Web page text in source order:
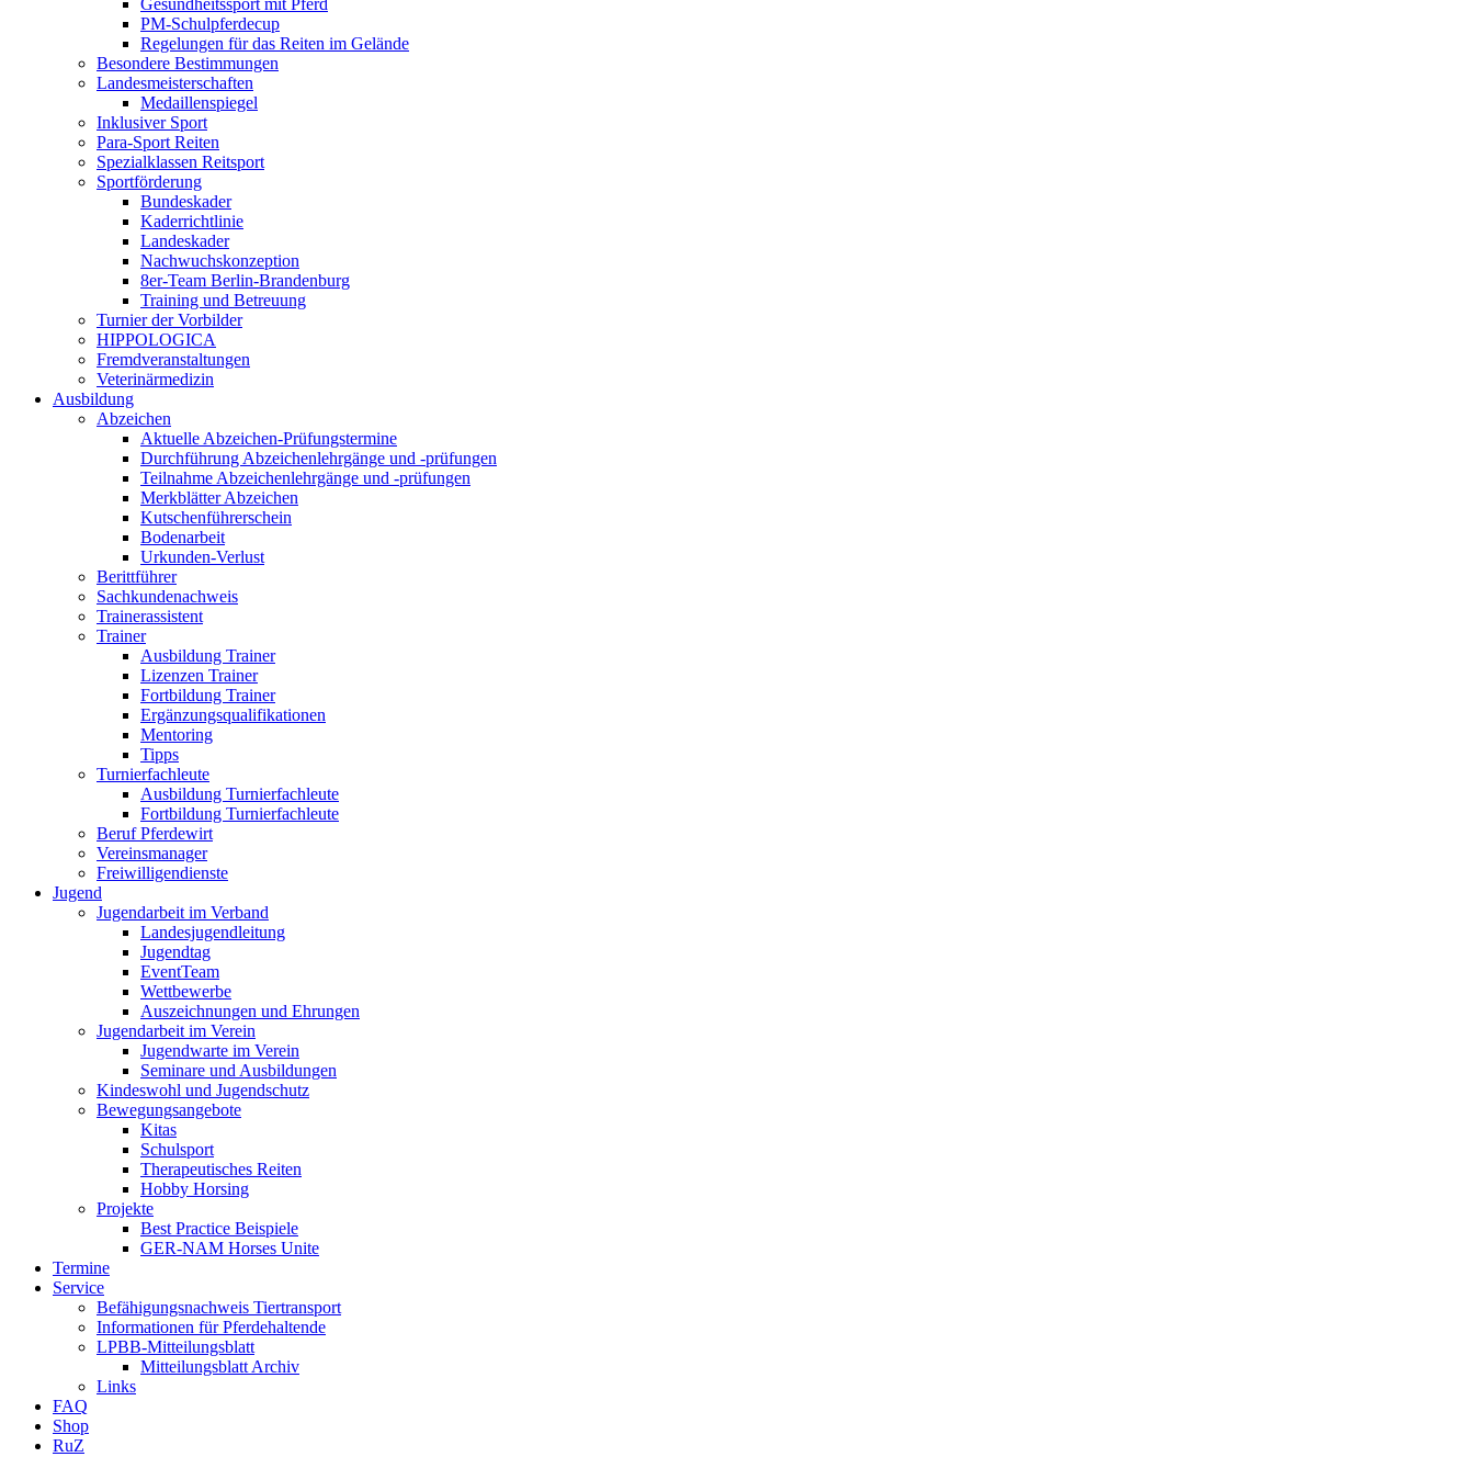
Gesundheitssport mit Pferd
PM-Schulpferdecup
Regelungen für das Reiten im Gelände
Besondere Bestimmungen
Landesmeisterschaften
Medaillenspiegel
Inklusiver Sport
Para-Sport Reiten
Spezialklassen Reitsport
Sportförderung
Bundeskader
Kaderrichtlinie
Landeskader
Nachwuchskonzeption
8er-Team Berlin-Brandenburg
Training und Betreuung
Turnier der Vorbilder
HIPPOLOGICA
Fremdveranstaltungen
Veterinärmedizin
Ausbildung
Abzeichen
Aktuelle Abzeichen-Prüfungstermine
Durchführung Abzeichenlehrgänge und -prüfungen
Teilnahme Abzeichenlehrgänge und -prüfungen
Merkblätter Abzeichen
Kutschenführerschein
Bodenarbeit
Urkunden-Verlust
Berittführer
Sachkundenachweis
Trainerassistent
Trainer
Ausbildung Trainer
Lizenzen Trainer
Fortbildung Trainer
Ergänzungsqualifikationen
Mentoring
Tipps
Turnierfachleute
Ausbildung Turnierfachleute
Fortbildung Turnierfachleute
Beruf Pferdewirt
Vereinsmanager
Freiwilligendienste
Jugend
Jugendarbeit im Verband
Landesjugendleitung
Jugendtag
EventTeam
Wettbewerbe
Auszeichnungen und Ehrungen
Jugendarbeit im Verein
Jugendwarte im Verein
Seminare und Ausbildungen
Kindeswohl und Jugendschutz
Bewegungsangebote
Kitas
Schulsport
Therapeutisches Reiten
Hobby Horsing
Projekte
Best Practice Beispiele
GER-NAM Horses Unite
Termine
Service
Befähigungsnachweis Tiertransport
Informationen für Pferdehaltende
LPBB-Mitteilungsblatt
Mitteilungsblatt Archiv
Links
FAQ
Shop
RuZ